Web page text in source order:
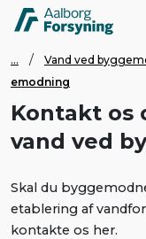
... Vand ved
emodning
Kontakt os
vand ved
Skal du
etablering af
kontakte os her.